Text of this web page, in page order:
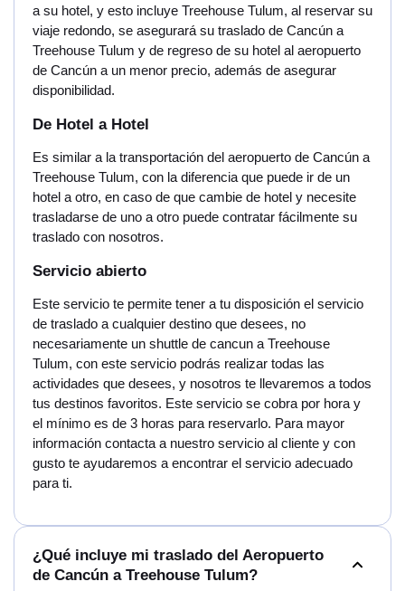
a su hotel, y esto incluye Treehouse Tulum, al reservar su
viaje redondo, se asegurará su traslado de Cancún a
Treehouse Tulum y de regreso de su hotel al aeropuerto
de Cancún a un menor precio, además de asegurar
disponibilidad.
De Hotel a Hotel
Es similar a la transportación del aeropuerto de Cancún a
Treehouse Tulum, con la diferencia que puede ir de un
hotel a otro, en caso de que cambie de hotel y necesite
trasladarse de uno a otro puede contratar fácilmente su
traslado con nosotros.
Servicio abierto
Este servicio te permite tener a tu disposición el servicio
de traslado a cualquier destino que desees, no
necesariamente un shuttle de cancun a Treehouse
Tulum, con este servicio podrás realizar todas las
actividades que desees, y nosotros te llevaremos a todos
tus destinos favoritos. Este servicio se cobra por hora y
el mínimo es de 3 horas para reservarlo. Para mayor
información contacta a nuestro servicio al cliente y con
gusto te ayudaremos a encontrar el servicio adecuado
para ti.
¿Qué incluye mi traslado del Aeropuerto
de Cancún a Treehouse Tulum?